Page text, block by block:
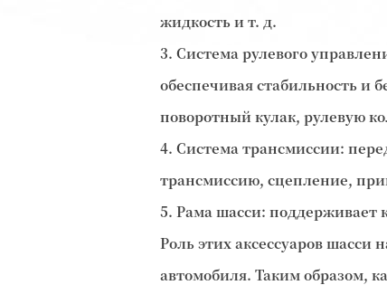
жидкость и т. д.
3. Система рулевого
обеспечивая стабильность и
поворотный кулак, рулевую
4. Система трансмиссии:
трансмиссию, сцепление,
5. Рама шасси: поддерживает
Роль этих аксессуаров шасси
автомобиля. Таким образом,